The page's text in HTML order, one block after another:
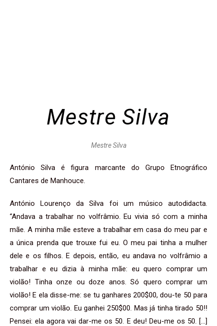
Mestre Silva
Mestre Silva
António Silva é figura marcante do Grupo Etnográfico
Cantares de Manhouce.
António Lourenço da Silva foi um músico autodidacta.
“Andava a trabalhar no volfrâmio. Eu vivia só com a minha
mãe. A minha mãe esteve a trabalhar em casa do meu par e
a única prenda que trouxe fui eu. O meu pai tinha a mulher
dele e os filhos. E depois, então, eu andava no volfrâmio a
trabalhar e eu dizia à minha mãe: eu quero comprar um
violão! Tinha onze ou doze anos. Só quero comprar um
violão! E ela disse-me: se tu ganhares 200$00, dou-te 50 para
comprar um violão. Eu ganhei 250$00. Mas já tinha tirado 50!!
Pensei: ela agora vai dar-me os 50. E deu! Deu-me os 50. […]